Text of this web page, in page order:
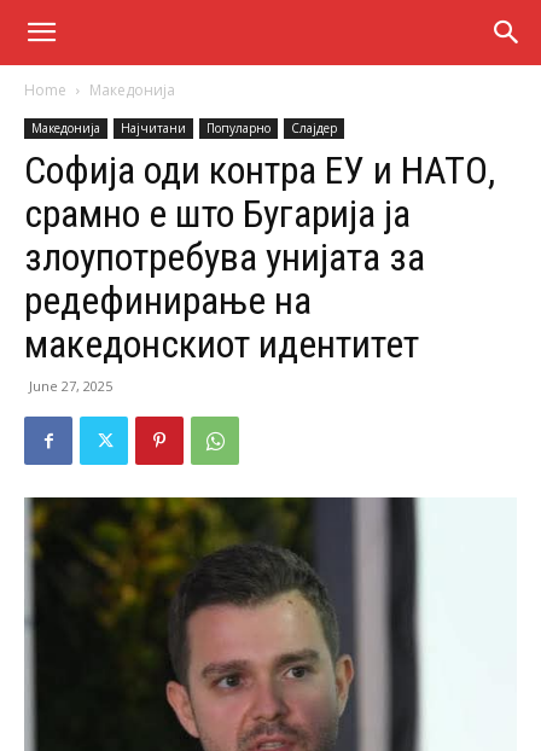
Home Македонија
Македонија Најчитани Популарно Слајдер
Софија оди контра ЕУ и НАТО,
срамно е што Бугарија ја
злоупотребува унијата за
редефинирање на
македонскиот идентитет
June 27, 2025